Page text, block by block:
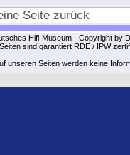
Seite zurück
Hifi-Museum - Copyright by
sind garantiert RDE / IPW
unseren Seiten werden keine